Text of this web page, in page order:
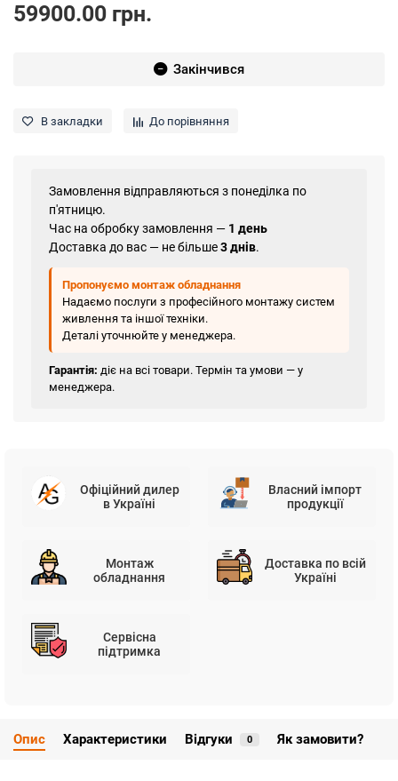
59900.00 грн.
Закінчився
В закладки До порівняння
Замовлення відправляються з понеділка по
п'ятницю.
Час на обробку замовлення — 1 день
Доставка до вас — не більше3 днів.
Пропонуємо монтаж обладнання
Надаємо послуги з професійного монтажу систем
живлення та іншої техніки.
Деталі уточнюйте у менеджера.
Гарантія: діє на всі товари. Термін та умови — у
менеджера.
Офіційний дилер
в Україні
Власний імпорт
продукції
Монтаж
обладнання
Доставка по всій
Україні
Сервісна
підтримка
Опис Характеристики Відгуки 0 Як замовити?